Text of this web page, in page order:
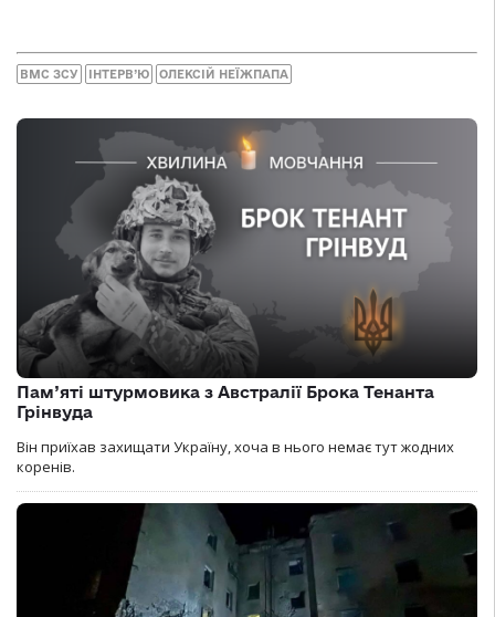
ВМС ЗСУ ІНТЕРВ’Ю ОЛЕКСІЙ НЕЇЖПАПА
Пам’яті штурмовика з Австралії Брока Тенанта
Грінвуда
Він приїхав захищати Україну, хоча в нього немає тут жодних
коренів.